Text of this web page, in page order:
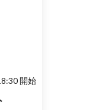
開始